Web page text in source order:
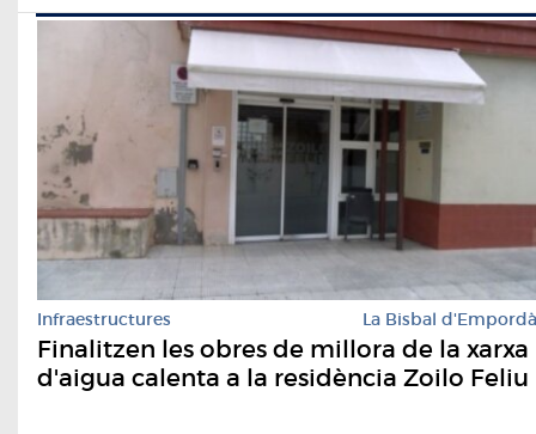
Infraestructures La Bisbal d'Empordà
Finalitzen les obres de millora de la xarxa
d'aigua calenta a la residència Zoilo Feliu